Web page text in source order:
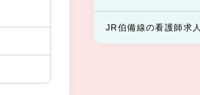
JR伯備線の看護師求人